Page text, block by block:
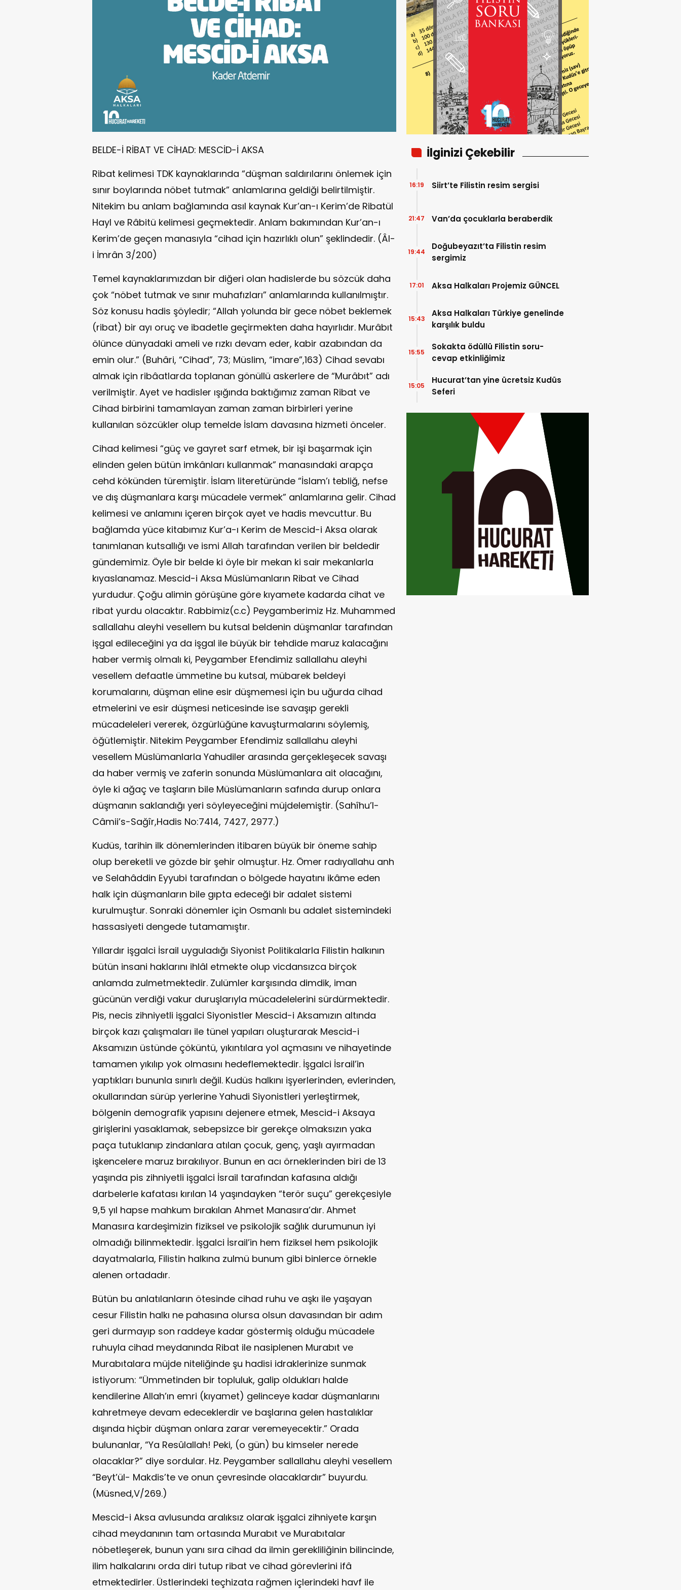
BELDE-İ RİBAT VE CİHAD: MESCİD-İ AKSA
Ribat kelimesi TDK kaynaklarında “düşman saldırılarını önlemek için
sınır boylarında nöbet tutmak” anlamlarına geldiği belirtilmiştir.
Nitekim bu anlam bağlamında asıl kaynak Kur’an-ı Kerim’de Ribatül
Hayl ve Râbitü kelimesi geçmektedir. Anlam bakımından Kur’an-ı
Kerim’de geçen manasıyla “cihad için hazırlıklı olun” şeklindedir. (Âl-
i İmrân 3/200)
Temel kaynaklarımızdan bir diğeri olan hadislerde bu sözcük daha
çok “nöbet tutmak ve sınır muhafızları” anlamlarında kullanılmıştır.
Söz konusu hadis şöyledir; “Allah yolunda bir gece nöbet beklemek
(ribat) bir ayı oruç ve ibadetle geçirmekten daha hayırlıdır. Murâbıt
ölünce dünyadaki ameli ve rızkı devam eder, kabir azabından da
emin olur.” (Buhâri, “Cihad”, 73; Müslim, “imare”,163) Cihad sevabı
almak için ribâatlarda toplanan gönüllü askerlere de “Murâbıt” adı
verilmiştir. Ayet ve hadisler ışığında baktığımız zaman Ribat ve
Cihad birbirini tamamlayan zaman zaman birbirleri yerine
kullanılan sözcükler olup temelde İslam davasına hizmeti önceler.
Cihad kelimesi “güç ve gayret sarf etmek, bir işi başarmak için
elinden gelen bütün imkânları kullanmak” manasındaki arapça
cehd kökünden türemiştir. İslam literetüründe “İslam’ı tebliğ, nefse
ve dış düşmanlara karşı mücadele vermek” anlamlarına gelir. Cihad
kelimesi ve anlamını içeren birçok ayet ve hadis mevcuttur. Bu
bağlamda yüce kitabımız Kur’a-ı Kerim de Mescid-i Aksa olarak
tanımlanan kutsallığı ve ismi Allah tarafından verilen bir beldedir
gündemimiz. Öyle bir belde ki öyle bir mekan ki sair mekanlarla
kıyaslanamaz. Mescid-i Aksa Müslümanların Ribat ve Cihad
yurdudur. Çoğu alimin görüşüne göre kıyamete kadarda cihat ve
ribat yurdu olacaktır. Rabbimiz(c.c) Peygamberimiz Hz. Muhammed
sallallahu aleyhi vesellem bu kutsal beldenin düşmanlar tarafından
işgal edileceğini ya da işgal ile büyük bir tehdide maruz kalacağını
haber vermiş olmalı ki, Peygamber Efendimiz sallallahu aleyhi
vesellem defaatle ümmetine bu kutsal, mübarek beldeyi
korumalarını, düşman eline esir düşmemesi için bu uğurda cihad
etmelerini ve esir düşmesi neticesinde ise savaşıp gerekli
mücadeleleri vererek, özgürlüğüne kavuşturmalarını söylemiş,
öğütlemiştir. Nitekim Peygamber Efendimiz sallallahu aleyhi
vesellem Müslümanlarla Yahudiler arasında gerçekleşecek savaşı
da haber vermiş ve zaferin sonunda Müslümanlara ait olacağını,
öyle ki ağaç ve taşların bile Müslümanların safında durup onlara
düşmanın saklandığı yeri söyleyeceğini müjdelemiştir. (Sahîhu’l-
Câmii’s-Sağîr,Hadis No:7414, 7427, 2977.)
Kudüs, tarihin ilk dönemlerinden itibaren büyük bir öneme sahip
olup bereketli ve gözde bir şehir olmuştur. Hz. Ömer radıyallahu anh
ve Selahâddin Eyyubi tarafından o bölgede hayatını ikâme eden
halk için düşmanların bile gıpta edeceği bir adalet sistemi
kurulmuştur. Sonraki dönemler için Osmanlı bu adalet sistemindeki
hassasiyeti dengede tutamamıştır.
Yıllardır işgalci İsrail uyguladığı Siyonist Politikalarla Filistin halkının
bütün insani haklarını ihlâl etmekte olup vicdansızca birçok
anlamda zulmetmektedir. Zulümler karşısında dimdik, iman
gücünün verdiği vakur duruşlarıyla mücadelelerini sürdürmektedir.
Pis, necis zihniyetli işgalci Siyonistler Mescid-i Aksamızın altında
birçok kazı çalışmaları ile tünel yapıları oluşturarak Mescid-i
Aksamızın üstünde çöküntü, yıkıntılara yol açmasını ve nihayetinde
tamamen yıkılıp yok olmasını hedeflemektedir. İşgalci İsrail’in
yaptıkları bununla sınırlı değil. Kudüs halkını işyerlerinden, evlerinden,
okullarından sürüp yerlerine Yahudi Siyonistleri yerleştirmek,
bölgenin demografik yapısını dejenere etmek, Mescid-i Aksaya
girişlerini yasaklamak, sebepsizce bir gerekçe olmaksızın yaka
paça tutuklanıp zindanlara atılan çocuk, genç, yaşlı ayırmadan
işkencelere maruz bırakılıyor. Bunun en acı örneklerinden biri de 13
yaşında pis zihniyetli işgalci İsrail tarafından kafasına aldığı
darbelerle kafatası kırılan 14 yaşındayken “terör suçu” gerekçesiyle
9,5 yıl hapse mahkum bırakılan Ahmet Manasıra’dır. Ahmet
Manasıra kardeşimizin fiziksel ve psikolojik sağlık durumunun iyi
olmadığı bilinmektedir. İşgalci İsrail’in hem fiziksel hem psikolojik
dayatmalarla, Filistin halkına zulmü bunum gibi binlerce örnekle
alenen ortadadır.
Bütün bu anlatılanların ötesinde cihad ruhu ve aşkı ile yaşayan
cesur Filistin halkı ne pahasına olursa olsun davasından bir adım
geri durmayıp son raddeye kadar göstermiş olduğu mücadele
ruhuyla cihad meydanında Ribat ile nasiplenen Murabıt ve
Murabıtalara müjde niteliğinde şu hadisi idraklerinize sunmak
istiyorum: “Ümmetinden bir topluluk, galip oldukları halde
kendilerine Allah’ın emri (kıyamet) gelinceye kadar düşmanlarını
kahretmeye devam edeceklerdir ve başlarına gelen hastalıklar
dışında hiçbir düşman onlara zarar veremeyecektir.” Orada
bulunanlar, “Ya Resûlallah! Peki, (o gün) bu kimseler nerede
olacaklar?” diye sordular. Hz. Peygamber sallallahu aleyhi vesellem
“Beyt’ül- Makdis’te ve onun çevresinde olacaklardır” buyurdu.
(Müsned,V/269.)
Mescid-i Aksa avlusunda aralıksız olarak işgalci zihniyete karşın
cihad meydanının tam ortasında Murabıt ve Murabıtalar
nöbetleşerek, bunun yanı sıra cihad da ilmin gerekliliğinin bilincinde,
ilim halkalarını orda diri tutup ribat ve cihad görevlerini ifâ
etmektedirler. Üstlerindeki teçhizata rağmen içlerindeki havf ile
İlginizi Çekebilir
Siirt’te Filistin resim sergisi
16:19
Van’da çocuklarla beraberdik
21:47
Doğubeyazıt’ta Filistin resim
sergimiz
19:44
Aksa Halkaları Projemiz GÜNCEL
17:01
Aksa Halkaları Türkiye genelinde
karşılık buldu
15:43
Sokakta ödüllü Filistin soru-
cevap etkinliğimiz
15:55
Hucurat’tan yine ücretsiz Kudüs
Seferi
15:05